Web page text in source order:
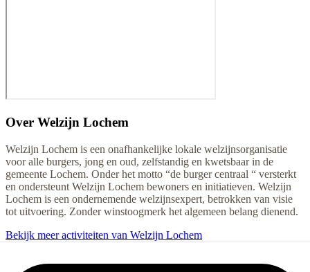
Over Welzijn Lochem
Welzijn Lochem is een onafhankelijke lokale welzijnsorganisatie
voor alle burgers, jong en oud, zelfstandig en kwetsbaar in de
gemeente Lochem. Onder het motto “de burger centraal “ versterkt
en ondersteunt Welzijn Lochem bewoners en initiatieven. Welzijn
Lochem is een ondernemende welzijnsexpert, betrokken van visie
tot uitvoering. Zonder winstoogmerk het algemeen belang dienend.
Bekijk meer activiteiten van Welzijn Lochem